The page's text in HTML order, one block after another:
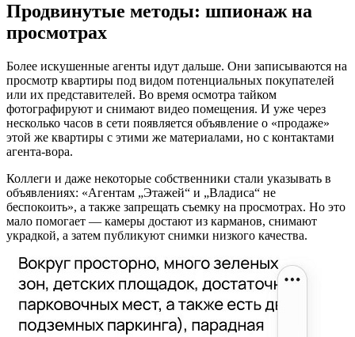
Продвинутые методы: шпионаж на
просмотрах
Более искушенные агенты идут дальше. Они записываются на
просмотр квартиры под видом потенциальных покупателей
или их представителей. Во время осмотра тайком
фотографируют и снимают видео помещения. И уже через
несколько часов в сети появляется объявление о «продаже»
этой же квартиры с этими же материалами, но с контактами
агента-вора.
Коллеги и даже некоторые собственники стали указывать в
объявлениях: «Агентам „Этажей“ и „Владиса“ не
беспокоить», а также запрещать съемку на просмотрах. Но это
мало помогает — камеры достают из карманов, снимают
украдкой, а затем публикуют снимки низкого качества.